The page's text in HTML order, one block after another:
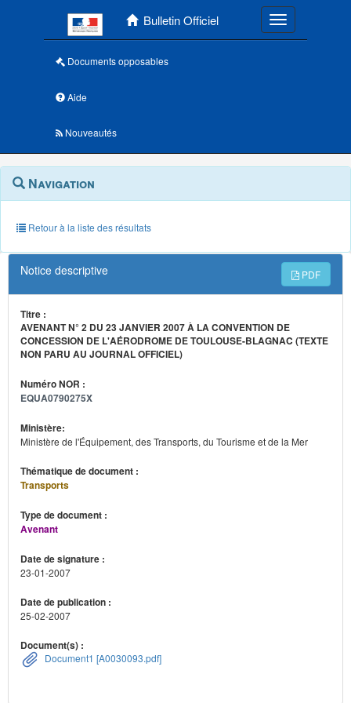
Bulletin Officiel Toggle
Documents opposables
Aide
Nouveautés
Navigation
outils
annexes
Menu
contextuel
Navigation
Retour à la liste des résultats
Notice descriptive PDF
Titre :
AVENANT N° 2 DU 23 JANVIER 2007 À LA CONVENTION DE
CONCESSION DE L'AÉRODROME DE TOULOUSE-BLAGNAC (TEXTE
NON PARU AU JOURNAL OFFICIEL)
Numéro NOR :
EQUA0790275X
Ministère:
Ministère de l'Équipement, des Transports, du Tourisme et de la Mer
Thématique de document :
Transports
Type de document :
Avenant
Date de signature :
23-01-2007
Date de publication :
25-02-2007
Document(s) :
Document1 [A0030093.pdf]